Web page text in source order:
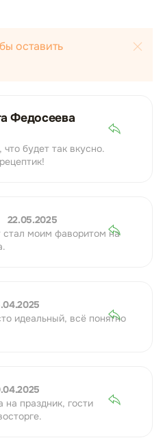
оставить
Федосеева
будет так вкусно.
22.05.2025
стал моим фаворитом на
идеальный, всё понятно
на праздник, гости